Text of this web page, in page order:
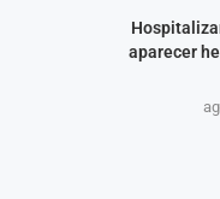
aparecer